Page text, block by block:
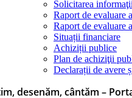
Solicitarea
Raport de evaluare
Raport de evaluare
Situații financiare
Achiziții publice
Plan de achiziţii
Declarații de avere
desenăm, cântăm –